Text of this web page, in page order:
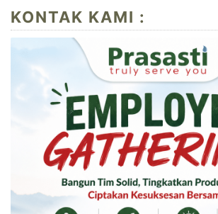
KONTAK KAMI :